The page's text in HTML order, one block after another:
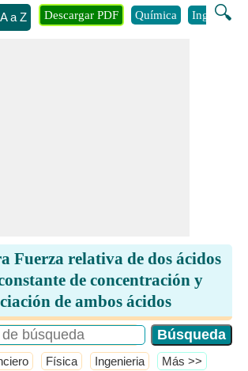
a Z 🔍
Descargar PDF Química Ingenieria
Fuerza relativa de dos ácidos
de concentración y
de ambos ácidos
Física Ingenieria ​Más >>